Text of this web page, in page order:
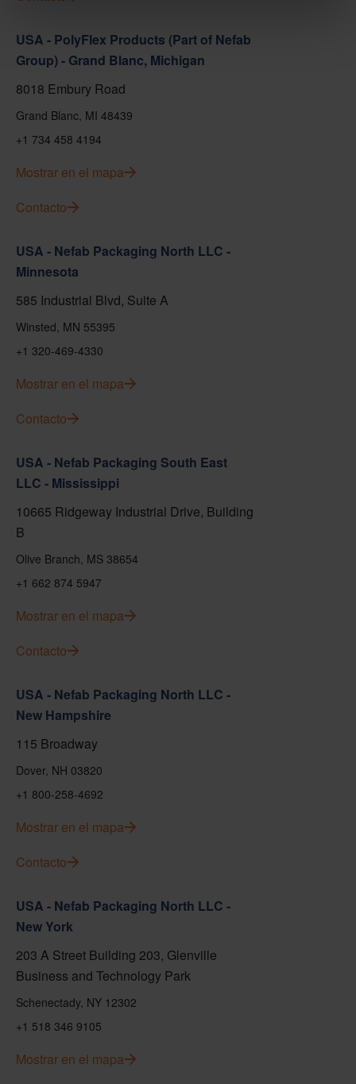
USA - PolyFlex Products (Part of Nefab
Group) - Grand Blanc, Michigan
8018 Embury Road
Grand Blanc, MI 48439
+1 734 458 4194
Mostrar en el mapa
Contacto
USA - Nefab Packaging North LLC -
Minnesota
585 Industrial Blvd, Suite A
Winsted, MN 55395
+1 320-469-4330
Mostrar en el mapa
Contacto
USA - Nefab Packaging South East
LLC - Mississippi
10665 Ridgeway Industrial Drive, Building
B
Olive Branch, MS 38654
+1 662 874 5947
Mostrar en el mapa
Contacto
USA - Nefab Packaging North LLC -
New Hampshire
115 Broadway
Dover, NH 03820
+1 800-258-4692
Mostrar en el mapa
Contacto
USA - Nefab Packaging North LLC -
New York
203 A Street Building 203, Glenville
Business and Technology Park
Schenectady, NY 12302
+1 518 346 9105
Mostrar en el mapa